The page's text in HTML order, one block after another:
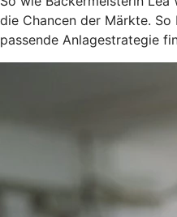
die Chancen der Märkte.
passende Anlagestrategie